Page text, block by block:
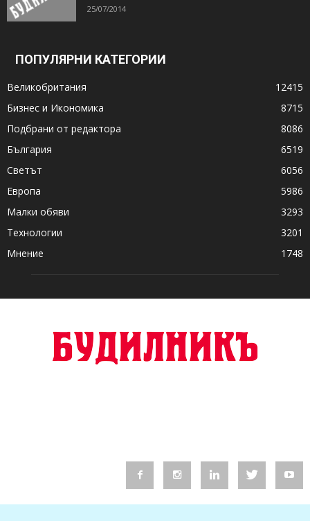
25/07/2014
ПОПУЛЯРНИ КАТЕГОРИИ
Великобритания
12415
Бизнес и Икономика
8715
Подбрани от редактора
8086
България
6519
Светът
6056
Европа
5986
Малки обяви
3293
Технологии
3201
Мнение
1748